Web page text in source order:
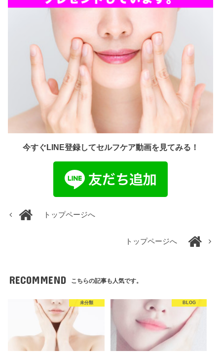
今すぐLINE登録してセルフケア動画を見てみる！
トップページへ
トップページへ
RECOMMEND こちらの記事も人気です。
未分類 BLOG